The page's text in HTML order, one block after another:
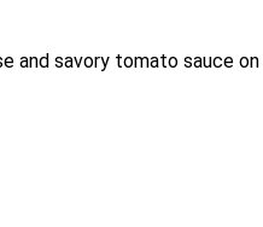
savory tomato sauce on